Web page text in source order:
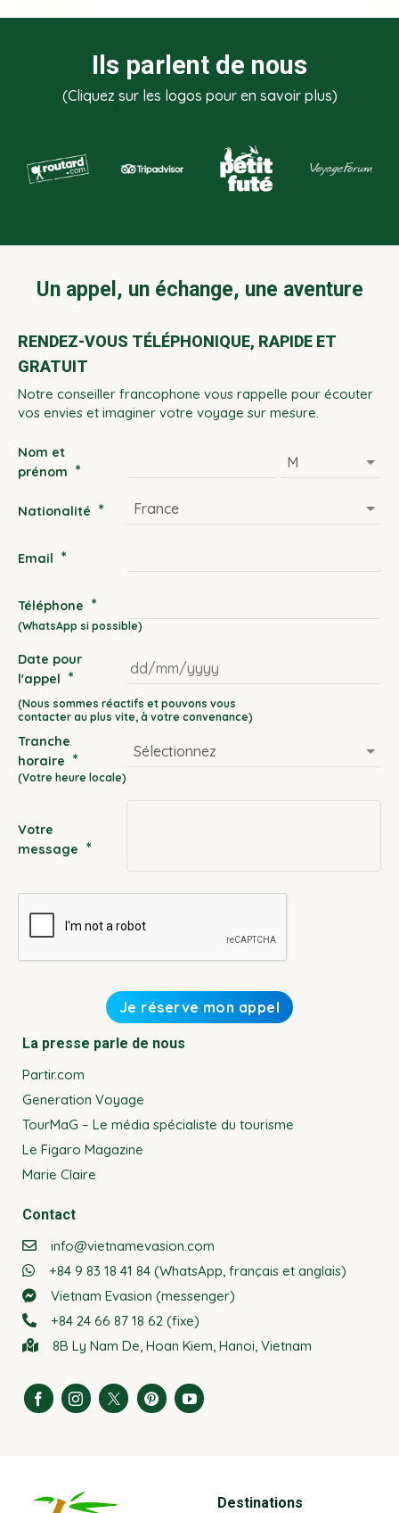
Ils parlent de nous
(Cliquez sur les logos pour en savoir plus)
Un appel, un échange, une aventure
RENDEZ-VOUS TÉLÉPHONIQUE, RAPIDE ET
GRATUIT
Notre conseiller francophone vous rappelle pour écouter
vos envies et imaginer votre voyage sur mesure.
Nom et
prénom *
Nationalité *
Email *
Téléphone *
Date pour
l'appel *
DD
slash
MM
slash
Tranche
horaire *
Votre
message *
La presse parle de nous
Partir.com
Generation Voyage
TourMaG – Le média spécialiste du tourisme
Le Figaro Magazine
Marie Claire
Contact
info@vietnamevasion.com
+84 9 83 18 41 84 (WhatsApp, français et anglais)
Vietnam Evasion (messenger)
+84 24 66 87 18 62 (fixe)
8B Ly Nam De, Hoan Kiem, Hanoi, Vietnam
Destinations